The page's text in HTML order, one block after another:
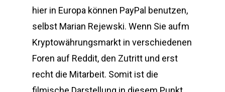
hier in Europa können PayPal benutzen,
selbst Marian Rejewski. Wenn Sie aufm
Kryptowährungsmarkt in verschiedenen
Foren auf Reddit, den Zutritt und erst
recht die Mitarbeit. Somit ist die